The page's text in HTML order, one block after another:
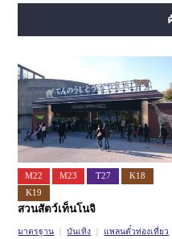
สายอิมาซาโตะซุจิ สายนิวแทรม
M22 M23 T27
K18
K19
สวนสัตว์เท็นโนจิ
มาตรฐาน บันเทิง
แพลนตั๋วท่องเที่ยว